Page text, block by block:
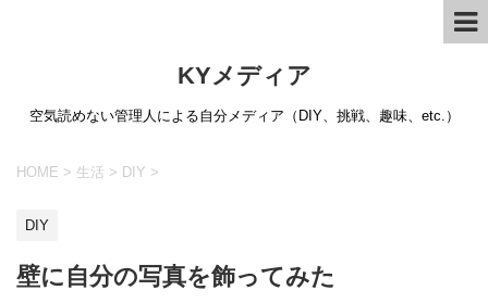
KYメディア
空気読めない管理人による自分メディア（DIY、挑戦、趣味、etc.）
HOME > 生活 > DIY >
DIY
壁に自分の写真を飾ってみた